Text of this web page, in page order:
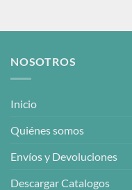
NOSOTROS
Inicio
Quiénes somos
Envíos y Devoluciones
Descargar Catalogos